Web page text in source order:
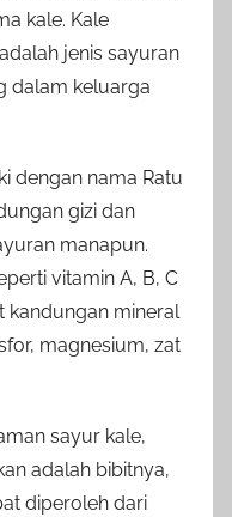
kale. Kale
adalah jenis sayuran
dalam keluarga
dengan nama Ratu
gizi dan
manapun.
vitamin A, B, C
kandungan mineral
magnesium, zat
sayur kale,
adalah bibitnya,
diperoleh dari